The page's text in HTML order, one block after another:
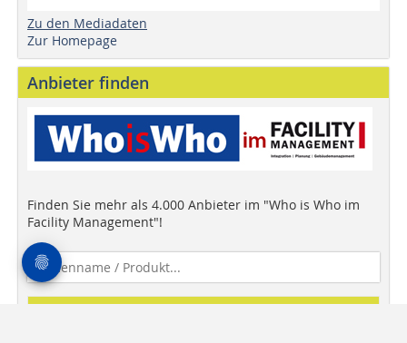
Zu den Mediadaten
Zur Homepage
Anbieter finden
Finden Sie mehr als 4.000 Anbieter im "Who is Who im
Facility Management"!